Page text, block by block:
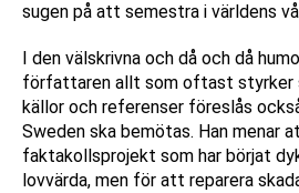
sugen på att semestra i världens
I den välskrivna och då och då
författaren allt som oftast styrker
källor och referenser föreslås
Sweden ska bemötas. Han menar
faktakollsprojekt som har börjat
lovvärda, men för att reparera